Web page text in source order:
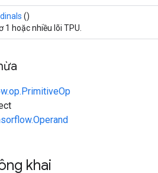
()
1 hoặc nhiều lõi TPU.
khai